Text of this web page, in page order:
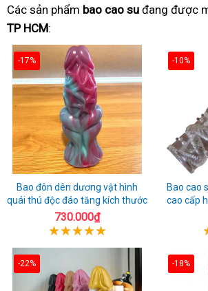
Các sản phẩm bao cao su đang được
TP HCM:
-17%
Bao đôn dên dương vật hình
quái thú độc đáo tăng kích thước
730.000₫
-10%
Bao cao
cao cấp
-22% -18%